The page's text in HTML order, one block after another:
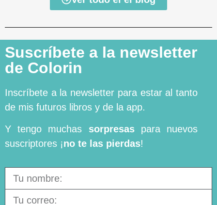
Suscríbete a la newsletter
de Colorin
Inscríbete a la newsletter para estar al tanto
de mis futuros libros y de la app.
Y tengo muchas sorpresaspara nuevos
suscriptores ¡no te las pierdas!